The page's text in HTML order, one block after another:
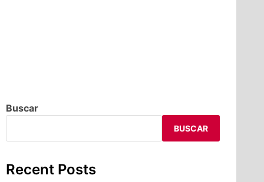
Buscar
BUSCAR
Recent Posts